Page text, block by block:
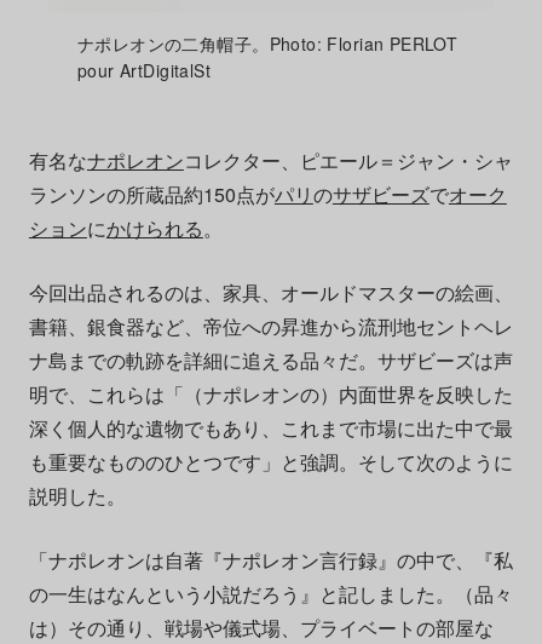
ナポレオンの二角帽子。Photo: Florian PERLOT
pour ArtDigitalSt
有名なナポレオンコレクター、ピエール＝ジャン・シャ
ランソンの所蔵品約150点がパリのサザビーズでオーク
ションにかけられる。
今回出品されるのは、家具、オールドマスターの絵画、
書籍、銀食器など、帝位への昇進から流刑地セントヘレ
ナ島までの軌跡を詳細に追える品々だ。サザビーズは声
明で、これらは「（ナポレオンの）内面世界を反映した
深く個人的な遺物でもあり、これまで市場に出た中で最
も重要なもののひとつです」と強調。そして次のように
説明した。
「ナポレオンは自著『ナポレオン言行録』の中で、『私
の一生はなんという小説だろう』と記しました。（品々
は）その通り、戦場や儀式場、プライベートの部屋な